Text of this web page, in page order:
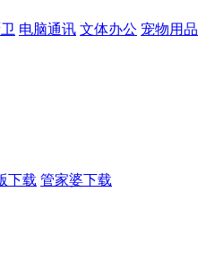
电脑通讯 文体办公 宠物用品
下载 管家婆下载